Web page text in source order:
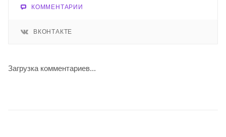
КОММЕНТАРИИ
ВКОНТАКТЕ
Загрузка комментариев...